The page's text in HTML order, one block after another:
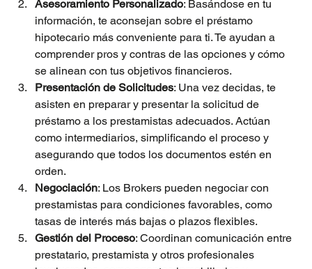
Asesoramiento Personalizado: Basándose en tu
información, te aconsejan sobre el préstamo
hipotecario más conveniente para ti. Te ayudan a
comprender pros y contras de las opciones y cómo
se alinean con tus objetivos financieros.
Presentación de Solicitudes: Una vez decidas, te
asisten en preparar y presentar la solicitud de
préstamo a los prestamistas adecuados. Actúan
como intermediarios, simplificando el proceso y
asegurando que todos los documentos estén en
orden.
Negociación: Los Brokers pueden negociar con
prestamistas para condiciones favorables, como
tasas de interés más bajas o plazos flexibles.
Gestión del Proceso: Coordinan comunicación entre
prestatario, prestamista y otros profesionales